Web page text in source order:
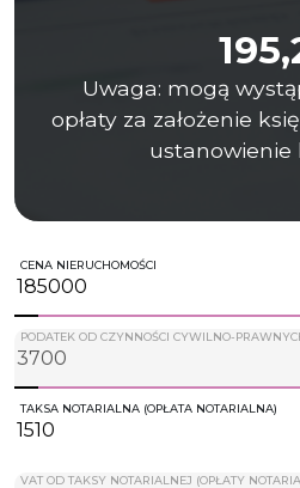
Uwaga: mogą
opłaty za założenie
ustanowienie
CENA NIERUCHOMOŚCI
PODATEK OD CZYNNOŚCI CYWILNO-
TAKSA NOTARIALNA (OPŁATA NOTARIALNA)
VAT OD TAKSY NOTARIALNEJ (OPŁATY